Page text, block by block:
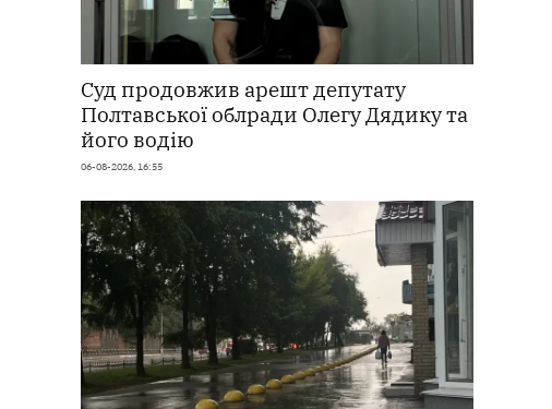
Суд продовжив арешт депутату
Полтавської облради Олегу Дядику та
його водію
06-08-2026, 16:55